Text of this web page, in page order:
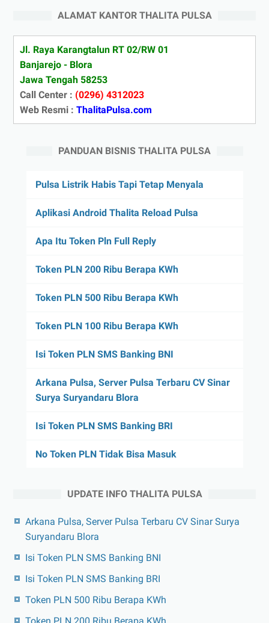
ALAMAT KANTOR THALITA PULSA
Jl. Raya Karangtalun RT 02/RW 01
Banjarejo - Blora
Jawa Tengah 58253
Call Center : (0296) 4312023
Web Resmi : ThalitaPulsa.com
PANDUAN BISNIS THALITA PULSA
Pulsa Listrik Habis Tapi Tetap Menyala
Aplikasi Android Thalita Reload Pulsa
Apa Itu Token Pln Full Reply
Token PLN 200 Ribu Berapa KWh
Token PLN 500 Ribu Berapa KWh
Token PLN 100 Ribu Berapa KWh
Isi Token PLN SMS Banking BNI
Arkana Pulsa, Server Pulsa Terbaru CV Sinar
Surya Suryandaru Blora
Isi Token PLN SMS Banking BRI
No Token PLN Tidak Bisa Masuk
UPDATE INFO THALITA PULSA
Arkana Pulsa, Server Pulsa Terbaru CV Sinar Surya
Suryandaru Blora
Isi Token PLN SMS Banking BNI
Isi Token PLN SMS Banking BRI
Token PLN 500 Ribu Berapa KWh
Token PLN 200 Ribu Berapa KWh